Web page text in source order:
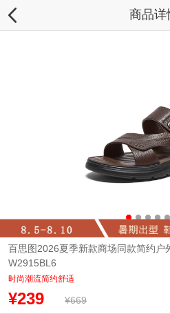
商品详
百思图2026夏季新款商场同款简约户
W2915BL6
时尚潮流简约舒适
¥239 ¥669